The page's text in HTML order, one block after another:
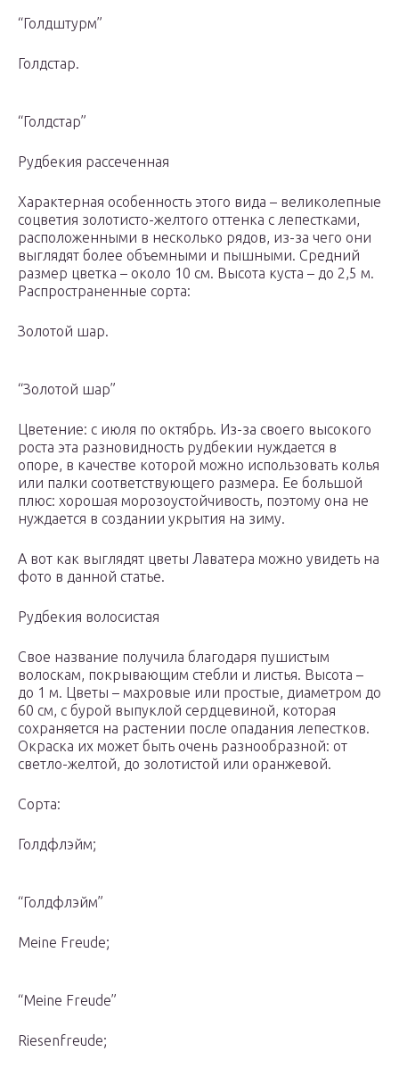
“Голдштурм”
Голдстар.
“Голдстар”
Рудбекия рассеченная
Характерная особенность этого вида – великолепные
соцветия золотисто-желтого оттенка с лепестками,
расположенными в несколько рядов, из-за чего они
выглядят более объемными и пышными. Средний
размер цветка – около 10 см. Высота куста – до 2,5 м.
Распространенные сорта:
Золотой шар.
“Золотой шар”
Цветение: с июля по октябрь. Из-за своего высокого
роста эта разновидность рудбекии нуждается в
опоре, в качестве которой можно использовать колья
или палки соответствующего размера. Ее большой
плюс: хорошая морозоустойчивость, поэтому она не
нуждается в создании укрытия на зиму.
А вот как выглядят цветы Лаватера можно увидеть на
фото в данной статье.
Рудбекия волосистая
Свое название получила благодаря пушистым
волоскам, покрывающим стебли и листья. Высота –
до 1 м. Цветы – махровые или простые, диаметром до
60 см, с бурой выпуклой сердцевиной, которая
сохраняется на растении после опадания лепестков.
Окраска их может быть очень разнообразной: от
светло-желтой, до золотистой или оранжевой.
Сорта:
Голдфлэйм;
“Голдфлэйм”
Meine Freude;
“Meine Freude”
Riesenfreude;